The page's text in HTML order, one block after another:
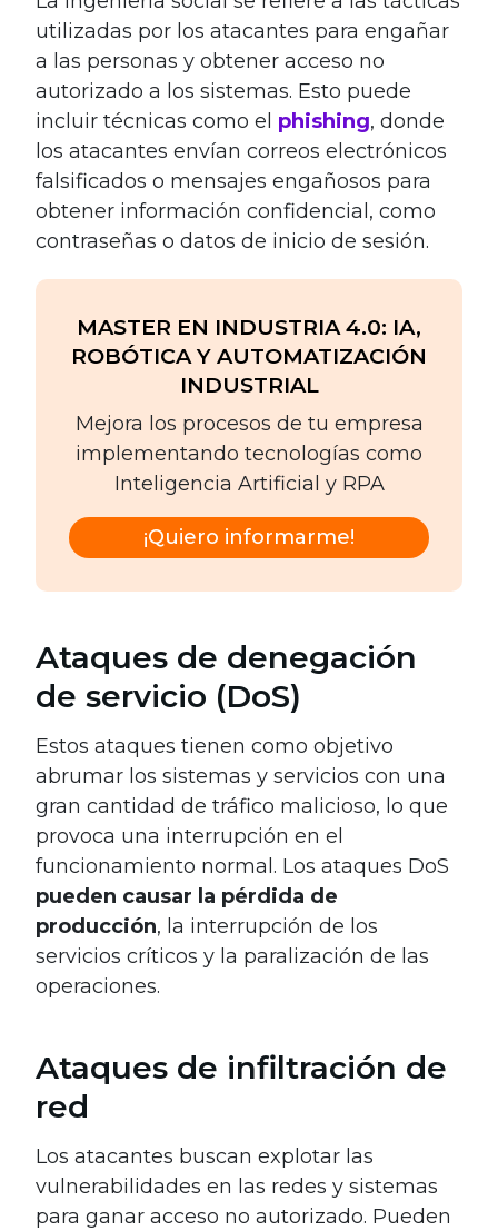
utilizadas por los atacantes para engañar
a las personas y obtener acceso no
autorizado a los sistemas. Esto puede
incluir técnicas como el phishing, donde
los atacantes envían correos electrónicos
falsificados o mensajes engañosos para
obtener información confidencial, como
contraseñas o datos de inicio de sesión.
MASTER EN INDUSTRIA 4.0: IA,
ROBÓTICA Y AUTOMATIZACIÓN
INDUSTRIAL
Mejora los procesos de tu empresa
implementando tecnologías como
Inteligencia Artificial y RPA
¡Quiero informarme!
Ataques de denegación
de servicio (DoS)
Estos ataques tienen como objetivo
abrumar los sistemas y servicios con una
gran cantidad de tráfico malicioso, lo que
provoca una interrupción en el
funcionamiento normal. Los ataques DoS
pueden causar la pérdida de
producción, la interrupción de los
servicios críticos y la paralización de las
operaciones.
Ataques de infiltración de
red
Los atacantes buscan explotar las
vulnerabilidades en las redes y sistemas
para ganar acceso no autorizado. Pueden